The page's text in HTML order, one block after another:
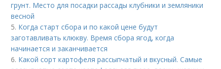
грунт. Место для посадки рассады клубники и земляники
весной
5. Когда старт сбора и по какой цене будут
заготавливать клюкву. Время сбора ягод, когда
начинается и заканчивается
6. Какой сорт картофеля рассыпчатый и вкусный. Самые